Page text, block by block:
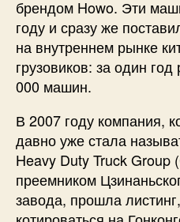
брендом Howo. Эти
году и сразу же
на внутреннем рынке
грузовиков: за один
000 машин.
В 2007 году компания,
давно уже стала
Heavy Duty Truck Group
преемником
завода, прошла